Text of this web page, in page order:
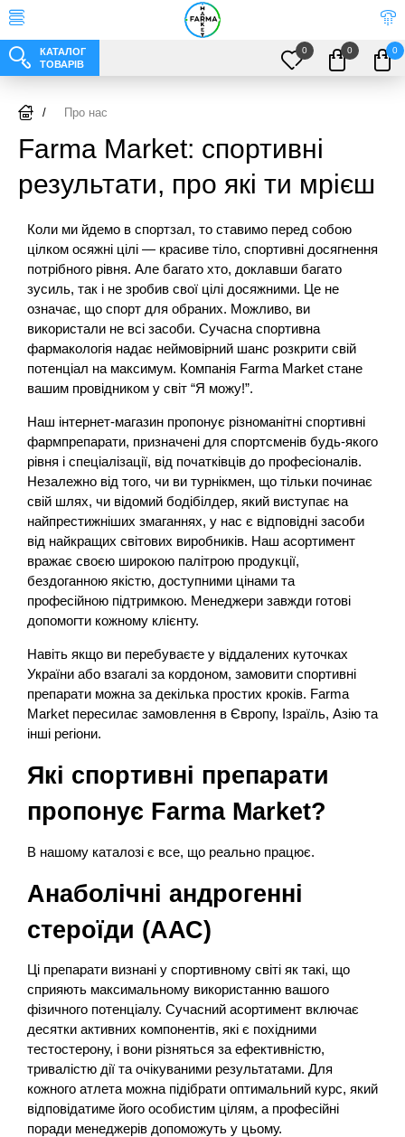
КАТАЛОГ
ТОВАРІВ
0 0 0
/ Про нас
Farma Market: спортивні
результати, про які ти мрієш
Коли ми йдемо в спортзал, то ставимо перед собою
цілком осяжні цілі — красиве тіло, спортивні досягнення
потрібного рівня. Але багато хто, доклавши багато
зусиль, так і не зробив свої цілі досяжними. Це не
означає, що спорт для обраних. Можливо, ви
використали не всі засоби. Сучасна спортивна
фармакологія надає неймовірний шанс розкрити свій
потенціал на максимум. Компанія Farma Market стане
вашим провідником у світ “Я можу!”.
Наш інтернет-магазин пропонує різноманітні спортивні
фармпрепарати, призначені для спортсменів будь-якого
рівня і спеціалізації, від початківців до професіоналів.
Незалежно від того, чи ви турнікмен, що тільки починає
свій шлях, чи відомий бодібілдер, який виступає на
найпрестижніших змаганнях, у нас є відповідні засоби
від найкращих світових виробників. Наш асортимент
вражає своєю широкою палітрою продукції,
бездоганною якістю, доступними цінами та
професійною підтримкою. Менеджери завжди готові
допомогти кожному клієнту.
Навіть якщо ви перебуваєте у віддалених куточках
України або взагалі за кордоном, замовити спортивні
препарати можна за декілька простих кроків. Farma
Market пересилає замовлення в Європу, Ізраїль, Азію та
інші регіони.
Які спортивні препарати
пропонує Farma Market?
В нашому каталозі є все, що реально працює.
Анаболічні андрогенні
стероїди (ААС)
Ці препарати визнані у спортивному світі як такі, що
сприяють максимальному використанню вашого
фізичного потенціалу. Сучасний асортимент включає
десятки активних компонентів, які є похідними
тестостерону, і вони різняться за ефективністю,
тривалістю дії та очікуваними результатами. Для
кожного атлета можна підібрати оптимальний курс, який
відповідатиме його особистим цілям, а професійні
поради менеджерів допоможуть у цьому.